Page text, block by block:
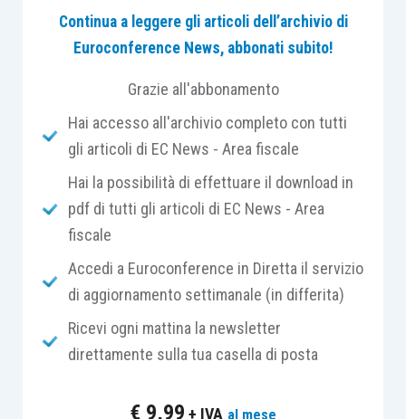
esclusivamente aidati del sostituto
d’imposta;
della dichiarazione che, oltre
minor debito o un’imposta invariata,
prevede lamodifica dei dati del sostituto
d’imposta
integrazionedella dichiarazione che
comporta
debito.
dichiarazione che comporta un maggior credito,
un minor debito o un’imposta invariata
Continua a leggere gli articoli dell’archivio di
Euroconference News, abbonati subito!
Grazie all'abbonamento
Hai accesso all'archivio completo con tutti
gli articoli di EC News - Area fiscale
Hai la possibilità di effettuare il download in
pdf di tutti gli articoli di EC News - Area
fiscale
Accedi a Euroconference in Diretta il servizio
di aggiornamento settimanale (in differita)
Ricevi ogni mattina la newsletter
direttamente sulla tua casella di posta
€ 9,99 + IVA al mese